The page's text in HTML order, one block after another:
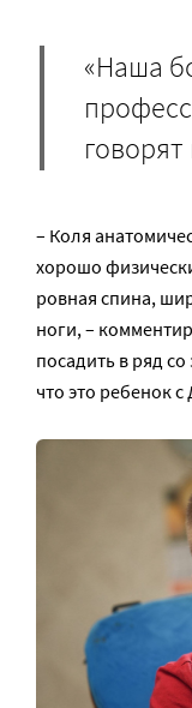
«Наша
– Коля
хорошо
ровная спина,
ноги, –
посадить в ряд
что это ребенок